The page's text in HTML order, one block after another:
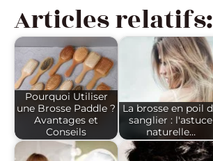
Articles relatifs:
Pourquoi Utiliser
une Brosse Paddle ?
Avantages et
Conseils
La brosse en poil
sanglier : l'astuce
naturelle…